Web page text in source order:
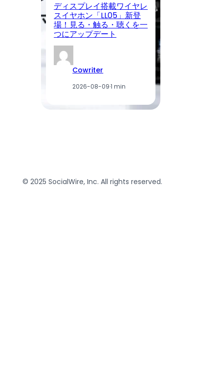
ディスプレイ搭載ワイヤレ
スイヤホン「LL05」新登
場！見る・触る・聴くを一
つにアップデート
Cowriter
2026-08-09·1 min
© 2025 SocialWire, Inc. All rights reserved.